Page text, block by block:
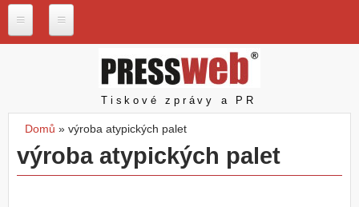
P
e
b
.
c
Pressweb
Tiskové zprávy a PR
Jste zde
Domů » výroba atypických palet
výroba atypických palet